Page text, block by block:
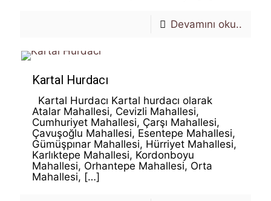
Devamını oku..
Kartal Hurdacı
Kartal Hurdacı Kartal hurdacı olarak
Atalar Mahallesi, Cevizli Mahallesi,
Cumhuriyet Mahallesi, Çarşı Mahallesi,
Çavuşoğlu Mahallesi, Esentepe Mahallesi,
Gümüşpınar Mahallesi, Hürriyet Mahallesi,
Karlıktepe Mahallesi, Kordonboyu
Mahallesi, Orhantepe Mahallesi, Orta
Mahallesi, […]